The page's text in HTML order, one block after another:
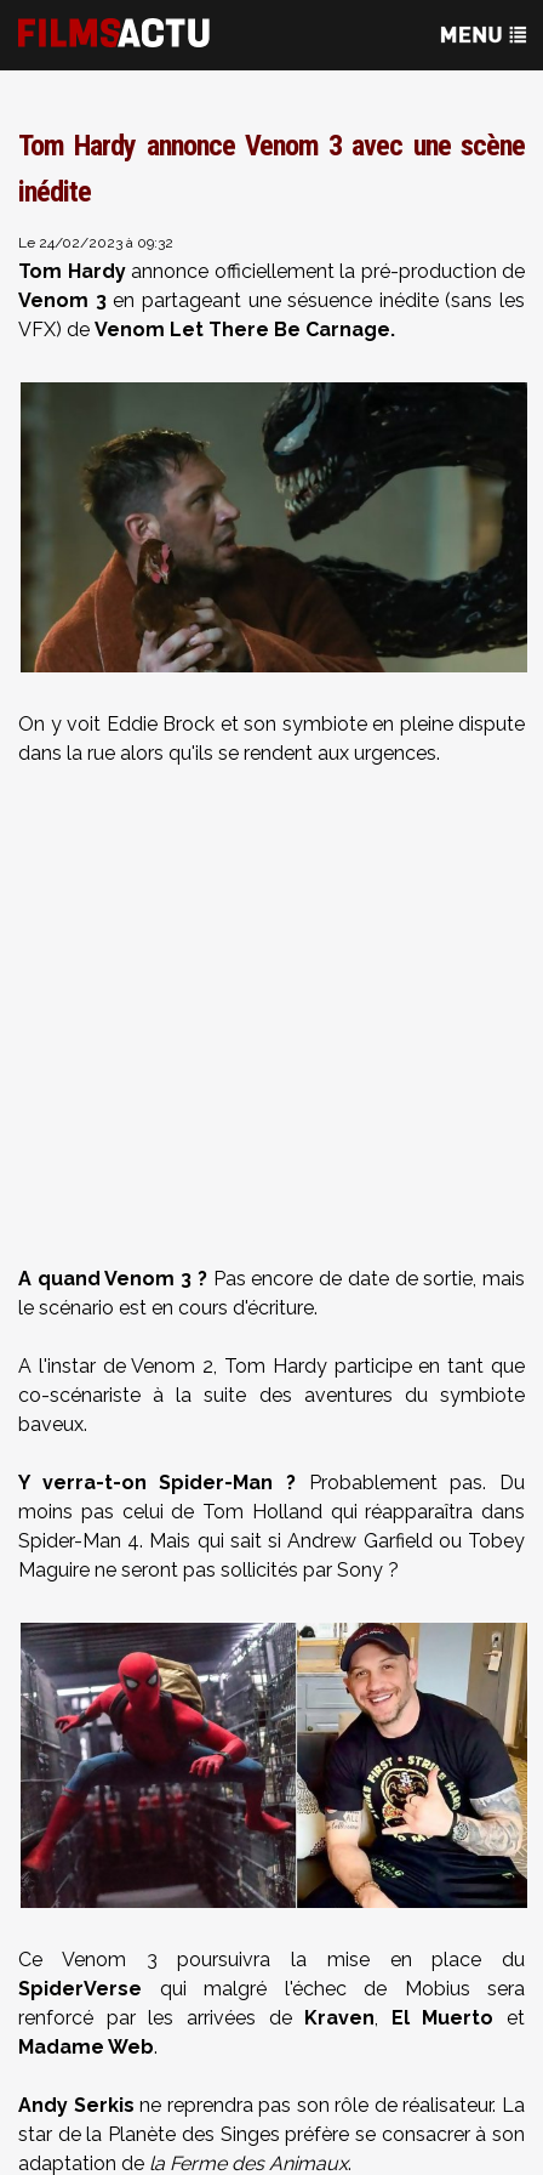
Tom Hardy annonce Venom 3 avec une scène
inédite
Le 24/02/2023 à 09:32
Tom Hardyannonce officiellement la pré-production de
Venom 3en partageant une sésuence inédite (sans les
VFX) de Venom Let There Be Carnage.
On y voit Eddie Brock et son symbiote en pleine dispute
dans la rue alors qu'ils se rendent aux urgences.
A quand Venom 3 ?Pas encore de date de sortie, mais
le scénario est en cours d'écriture.
A l'instar de Venom 2, Tom Hardy participe en tant que
co-scénariste à la suite des aventures du symbiote
baveux.
Y verra-t-on Spider-Man ? Probablement pas. Du
moins pas celui de Tom Holland qui réapparaîtra dans
Spider-Man 4. Mais qui sait si Andrew Garfield ou Tobey
Maguire ne seront pas sollicités par Sony ?
Ce Venom 3 poursuivra la mise en place du
SpiderVerse qui malgré l'échec de Mobius sera
renforcé par les arrivées de
Kraven, El Muerto et
Madame Web.
Andy Serkis ne reprendra pas son rôle de réalisateur. La
star de la Planète des Singes préfère se consacrer à son
adaptation de la Ferme des Animaux.